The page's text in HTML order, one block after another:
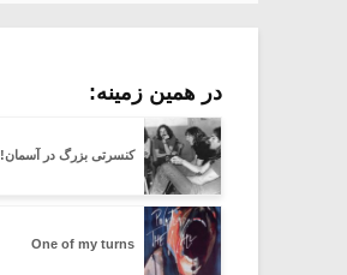
در همین زمینه:
کنسرتی بزرگ در آسمان!
One of my turns